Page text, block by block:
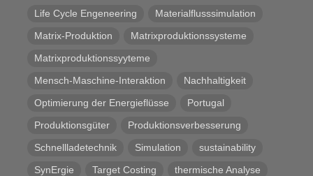
Life Cycle Engeneering
Materialflusssimulation
Matrix-Produktion
Matrixproduktionssysteme
Matrixproduktionssyyteme
Mensch-Maschine-Interaktion
Nachhaltigkeit
Optimierung der Energieflüsse
Portugal
Produktionsgüter
Produktionsverbesserung
Schnellladetechnik
Simulation
sustainability
SynErgie
Target Costing
thermische Analyse